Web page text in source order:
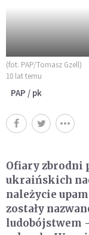
(fot. PAP/Tomasz Gzell)
10 lat temu
PAP / pk
Ofiary zbrodni
ukraińskich
należycie
zostały
ludobójstwem